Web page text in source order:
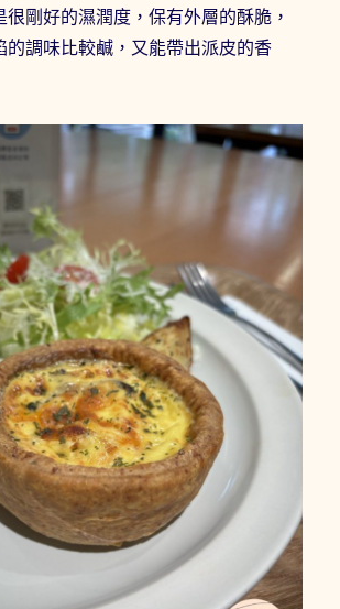
剛好的濕潤度，保有外層的酥脆，
的調味比較鹹，又能帶出派皮的香